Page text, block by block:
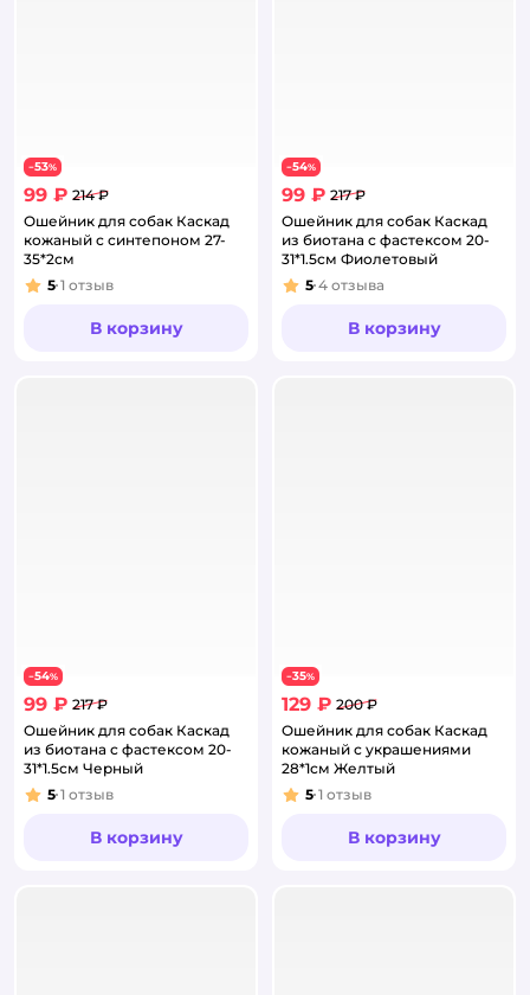
−53%
99 ₽ 214 ₽
Ошейник для собак Каскад
кожаный с синтепоном 27-
35*2см
Рейтинг:
5 1 отзыв
В корзину
−54%
99 ₽ 217 ₽
Ошейник для собак Каскад
из биотана с фастексом 20-
31*1.5см Фиолетовый
Рейтинг:
5 4 отзыва
В корзину
−54%
99 ₽ 217 ₽
Ошейник для собак Каскад
из биотана с фастексом 20-
31*1.5см Черный
Рейтинг:
5 1 отзыв
В корзину
−35%
129 ₽ 200 ₽
Ошейник для собак Каскад
кожаный с украшениями
28*1см Желтый
Рейтинг:
5 1 отзыв
В корзину